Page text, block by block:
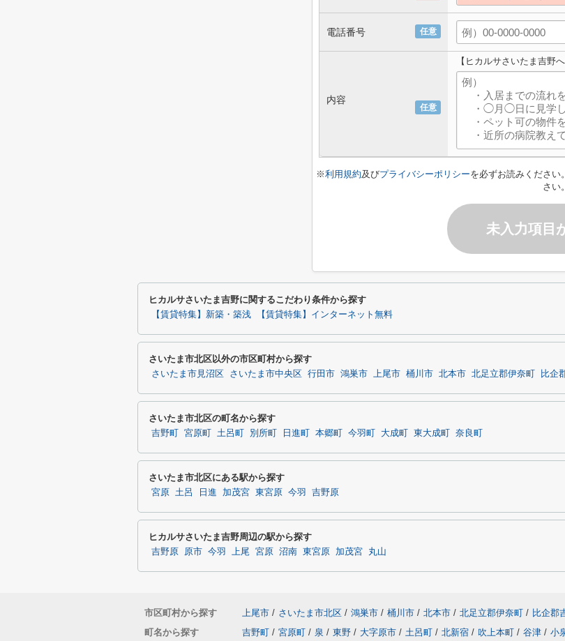
任意
電話番号
任意
内容
【ヒカルサさいたま吉野
※利用規約及びプライバシーポリシーを必ずお読みください
さい。
未入力項目
ヒカルサさいたま吉野に関するこだわり条件から探す
【賃貸特集】新築・築浅 【賃貸特集】インターネット無料
さいたま市北区以外の市区町村から探す
さいたま市見沼区 さいたま市中央区 行田市 鴻巣市 上尾市 桶川市 北本市 北足立郡伊奈町 比企
さいたま市北区の町名から探す
吉野町 宮原町 土呂町 別所町 日進町 本郷町 今羽町 大成町 東大成町 奈良町
さいたま市北区にある駅から探す
宮原 土呂 日進 加茂宮 東宮原 今羽 吉野原
ヒカルサさいたま吉野周辺の駅から探す
吉野原 原市 今羽 上尾 宮原 沼南 東宮原 加茂宮 丸山
市区町村から探す 上尾市 / さいたま市北区 / 鴻巣市 / 桶川市 / 北本市 / 北足立郡伊奈町 / 比企郡
町名から探す
吉野町 / 宮原町 / 泉 / 東野 / 大字原市 / 土呂町 / 北新宿 / 吹上本町 / 谷津 / 小